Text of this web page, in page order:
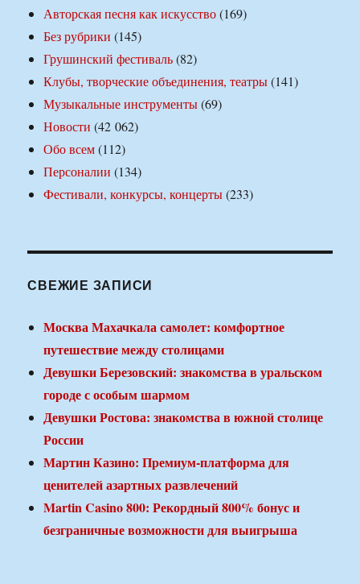
Авторская песня как искусство(169)
Без рубрики (145)
Грушинский фестиваль(82)
Клубы, творческие объединения, театры(141)
Музыкальные инструменты(69)
Новости (42 062)
Обо всем(112)
Персоналии (134)
Фестивали, конкурсы, концерты(233)
СВЕЖИЕ ЗАПИСИ
Москва Махачкала самолет: комфортное
путешествие между столицами
Девушки Березовский: знакомства в уральском
городе с особым шармом
Девушки Ростова: знакомства в южной столице
России
Мартин Казино: Премиум-платформа для
ценителей азартных развлечений
Martin Casino 800: Рекордный 800% бонус и
безграничные возможности для выигрыша